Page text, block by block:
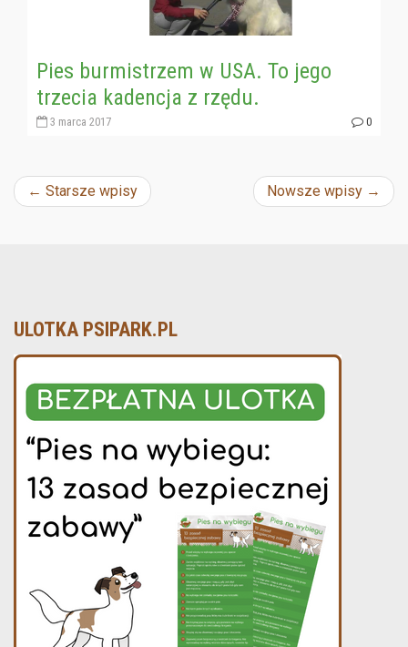
Pies burmistrzem w USA. To jego
trzecia kadencja z rzędu.
3 marca 2017 0
Nawigacja
wpisu
← Starsze wpisy Nowsze wpisy →
ULOTKA PSIPARK.PL